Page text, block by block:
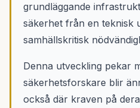
grundläggande
säkerhet från en teknisk
samhällskritisk
Denna utveckling pekar
säkerhetsforskare blir
också där kraven på